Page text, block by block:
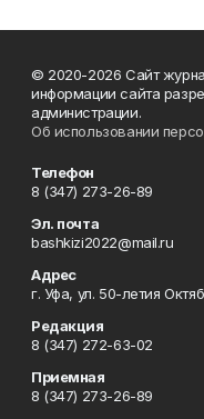
© 2020-2026 Сайт
информации сайта
администрации.
Об использовании
Телефон
8 (347) 273-26-89
Эл. почта
bashkizi2022@mail.ru
Адрес
г. Уфа, ул. 50-летия
Редакция
8 (347) 272-63-02
Приемная
8 (347) 273-26-89